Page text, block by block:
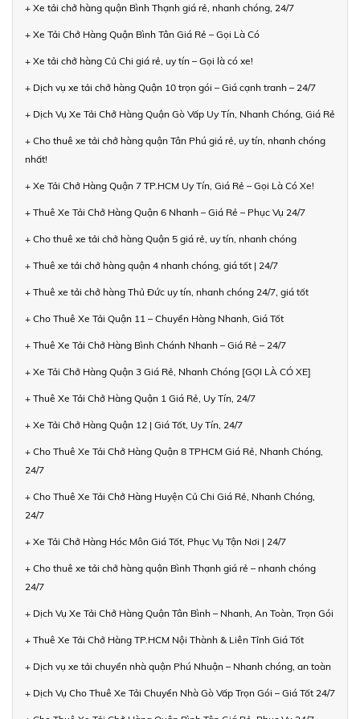
+ Xe tải chở hàng quận Bình Thạnh giá rẻ, nhanh chóng, 24/7
+ Xe Tải Chở Hàng Quận Bình Tân Giá Rẻ – Gọi Là Có
+ Xe tải chở hàng Củ Chi giá rẻ, uy tín – Gọi là có xe!
+ Dịch vụ xe tải chở hàng Quận 10 trọn gói – Giá cạnh tranh – 24/7
+ Dịch Vụ Xe Tải Chở Hàng Quận Gò Vấp Uy Tín, Nhanh Chóng, Giá Rẻ
+ Cho thuê xe tải chở hàng quận Tân Phú giá rẻ, uy tín, nhanh chóng
nhất!
+ Xe Tải Chở Hàng Quận 7 TP.HCM Uy Tín, Giá Rẻ – Gọi Là Có Xe!
+ Thuê Xe Tải Chở Hàng Quận 6 Nhanh – Giá Rẻ – Phục Vụ 24/7
+ Cho thuê xe tải chở hàng Quận 5 giá rẻ, uy tín, nhanh chóng
+ Thuê xe tải chở hàng quận 4 nhanh chóng, giá tốt | 24/7
+ Thuê xe tải chở hàng Thủ Đức uy tín, nhanh chóng 24/7, giá tốt
+ Cho Thuê Xe Tải Quận 11 – Chuyển Hàng Nhanh, Giá Tốt
+ Thuê Xe Tải Chở Hàng Bình Chánh Nhanh – Giá Rẻ – 24/7
+ Xe Tải Chở Hàng Quận 3 Giá Rẻ, Nhanh Chóng [GỌI LÀ CÓ XE]
+ Thuê Xe Tải Chở Hàng Quận 1 Giá Rẻ, Uy Tín, 24/7
+ Xe Tải Chở Hàng Quận 12 | Giá Tốt, Uy Tín, 24/7
+ Cho Thuê Xe Tải Chở Hàng Quận 8 TPHCM Giá Rẻ, Nhanh Chóng,
24/7
+ Cho Thuê Xe Tải Chở Hàng Huyện Củ Chi Giá Rẻ, Nhanh Chóng,
24/7
+ Xe Tải Chở Hàng Hóc Môn Giá Tốt, Phục Vụ Tận Nơi | 24/7
+ Cho thuê xe tải chở hàng quận Bình Thạnh giá rẻ – nhanh chóng
24/7
+ Dịch Vụ Xe Tải Chở Hàng Quận Tân Bình – Nhanh, An Toàn, Trọn Gói
+ Thuê Xe Tải Chở Hàng TP.HCM Nội Thành & Liên Tỉnh Giá Tốt
+ Dịch vụ xe tải chuyển nhà quận Phú Nhuận – Nhanh chóng, an toàn
+ Dịch Vụ Cho Thuê Xe Tải Chuyển Nhà Gò Vấp Trọn Gói – Giá Tốt 24/7